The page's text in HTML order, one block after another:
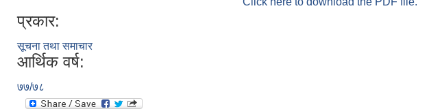
प्रकार:
सूचना तथा समाचार
आर्थिक वर्ष:
७७/७८